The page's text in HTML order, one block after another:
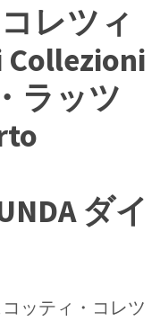
レツィ
Collezioni
ラッツ
ダイ
ッティ・コレツ